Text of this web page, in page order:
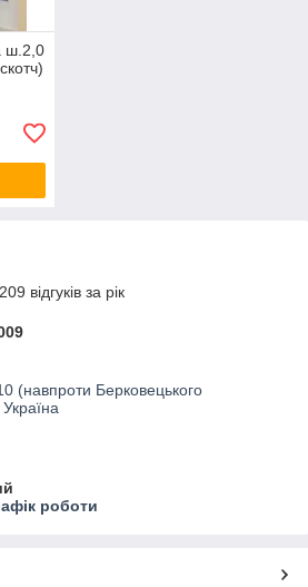
ш.2,0
відгуків за рік
(навпроти Берковецького
роботи